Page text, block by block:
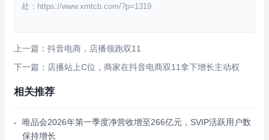
处：https://www.xmtcb.com/?p=1319
上一篇：抖音电商，店播领跑双11
下一篇：店播站上C位，商家在抖音电商双11拿下增长主动权
相关推荐
唯品会2026年第一季度净营收增至266亿元，SVIP活跃用户数
保持增长